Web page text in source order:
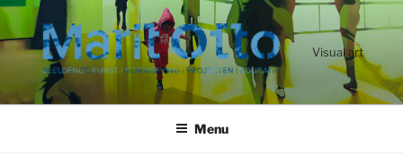
Ga
naar
de
Visual art
Menu